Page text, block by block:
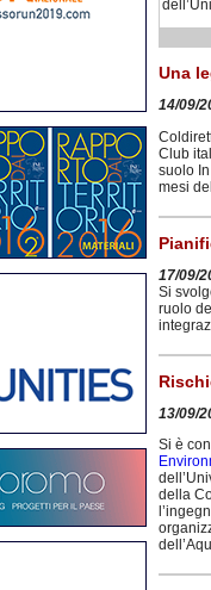
Una
14/09/
Club
suolo
mesi
17/09/
Si
ruolo
13/09/
Si è
della